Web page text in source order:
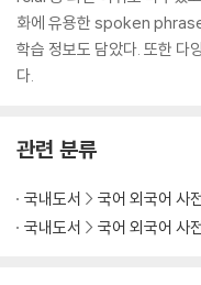
화에 유용한 spoken
학습 정보도 담았다. 또한 다
다.
관련 분류
국내도서 국어 외국어 사
국내도서
국어 외국어 사